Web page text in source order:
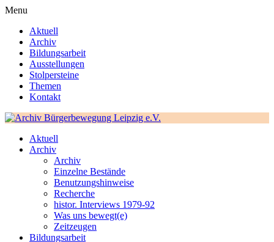
Menu
Aktuell
Archiv
Bildungsarbeit
Ausstellungen
Stolpersteine
Themen
Kontakt
Aktuell
Archiv
Archiv
Einzelne Bestände
Benutzungshinweise
Recherche
histor. Interviews 1979-92
Was uns bewegt(e)
Zeitzeugen
Bildungsarbeit